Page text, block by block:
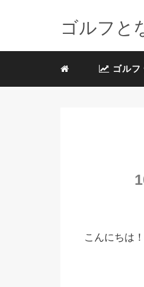
ゴルフと
ゴルフ
こんにちは！